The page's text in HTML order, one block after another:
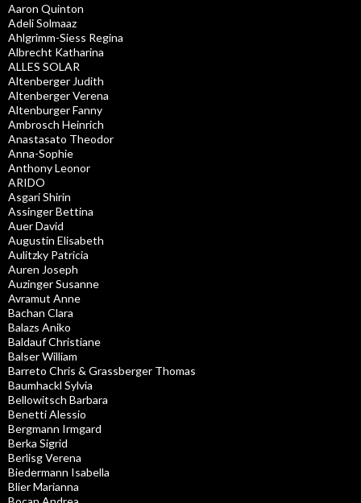
Aaron Quinton
Adeli Solmaaz
Ahlgrimm-Siess Regina
Albrecht Katharina
ALLES SOLAR
Altenberger Judith
Altenberger Verena
Altenburger Fanny
Ambrosch Heinrich
Anastasato Theodor
Anna-Sophie
Anthony Leonor
ARIDO
Asgari Shirin
Assinger Bettina
Auer David
Augustin Elisabeth
Aulitzky Patricia
Auren Joseph
Auzinger Susanne
Avramut Anne
Bachan Clara
Balazs Aniko
Baldauf Christiane
Balser William
Barreto Chris & Grassberger Thomas
Baumhackl Sylvia
Bellowitsch Barbara
Benetti Alessio
Bergmann Irmgard
Berka Sigrid
Berlisg Verena
Biedermann Isabella
Blier Marianna